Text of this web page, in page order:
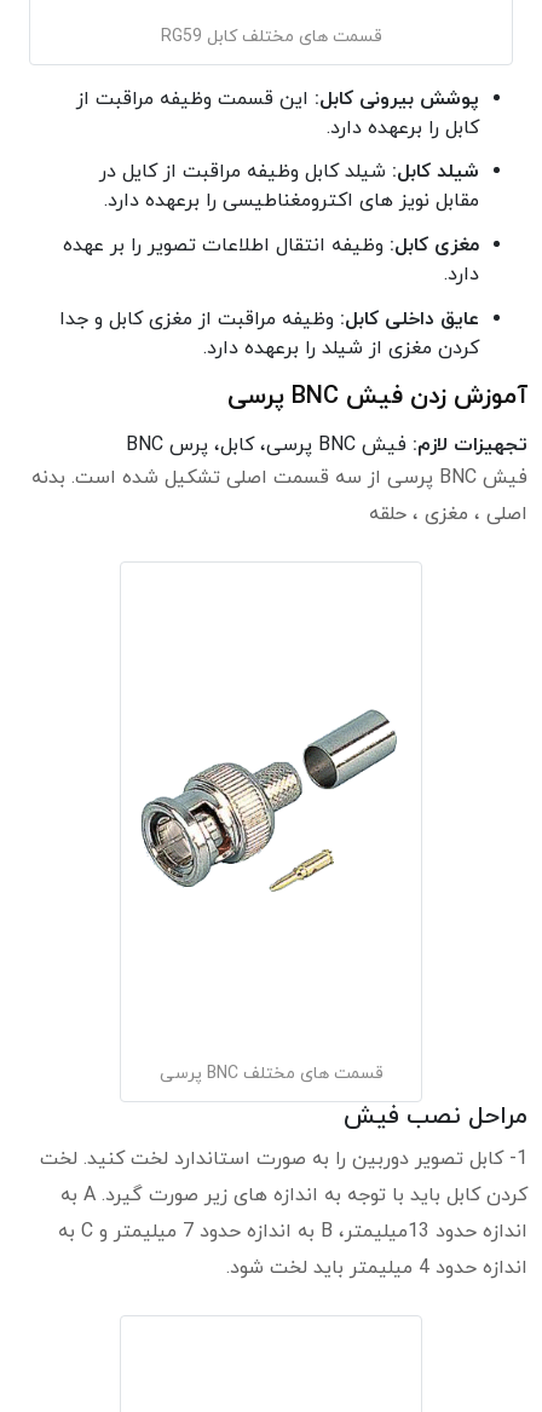
قسمت های مختلف کابل RG59
پوشش بیرونی کابل: این قسمت وظیفه مراقبت از
کابل را برعهده دارد.
شیلد کابل: شیلد کابل وظیفه مراقبت از کایل در
مقابل نویز های اکترومغناطیسی را برعهده دارد.
مغزی کابل: وظیفه انتقال اطلاعات تصویر را بر عهده
دارد.
عایق داخلی کابل: وظیفه مراقبت از مغزی کابل و جدا
کردن مغزی از شیلد را برعهده دارد.
آموزش زدن فیش BNC پرسی
تجهیزات لازم: فیش BNC پرسی، کابل، پرس BNC
فیش BNC پرسی از سه قسمت اصلی تشکیل شده است. بدنه
اصلی ، مغزی ، حلقه
قسمت های مختلف BNC پرسی
مراحل نصب فیش
1- کابل تصویر دوربین را به صورت استاندارد لخت کنید. لخت
کردن کابل باید با توجه به اندازه های زیر صورت گیرد. A به
اندازه حدود 13میلیمتر، B به اندازه حدود 7 میلیمتر و C به
اندازه حدود 4 میلیمتر باید لخت شود.